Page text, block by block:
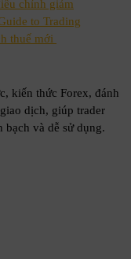
chỉnh giảm
to Trading
thuế mới
kiến thức Forex, đánh
dịch, giúp trader
và dễ sử dụng.